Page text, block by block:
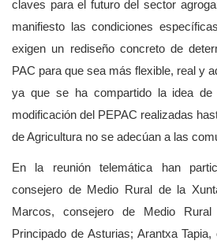
claves para el futuro del sector
manifiesto las condiciones
exigen un rediseño concreto de
PAC para que sea más flexible, real y
ya que se ha compartido la idea de
modificación del PEPAC realizadas
de Agricultura no se adecúan a las
En la reunión telemática han
consejero de Medio Rural de la
Marcos, consejero de Medio
Principado de Asturias; Arantxa